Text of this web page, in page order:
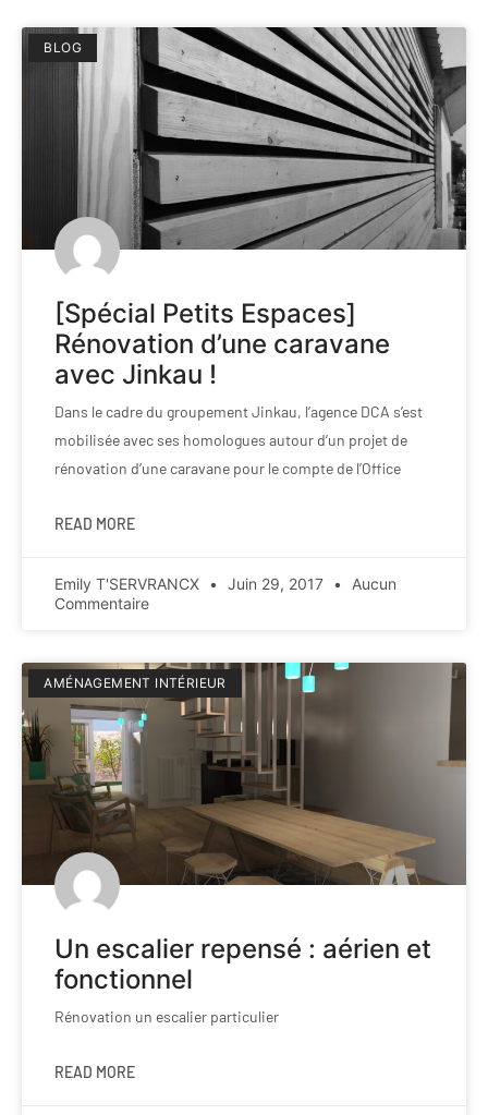
BLOG
[Spécial Petits Espaces]
Rénovation d’une caravane
avec Jinkau !
Dans le cadre du groupement Jinkau, l’agence DCA s’est
mobilisée avec ses homologues autour d’un projet de
rénovation d’une caravane pour le compte de l’Office
READ MORE
Emily T'SERVRANCX Juin 29, 2017
Aucun
Commentaire
AMÉNAGEMENT INTÉRIEUR
Un escalier repensé : aérien et
fonctionnel
Rénovation un escalier particulier
READ MORE